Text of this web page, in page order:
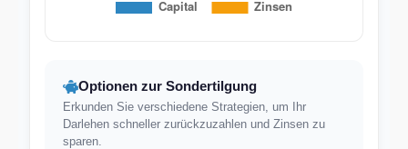
Optionen zur Sondertilgung
Erkunden Sie verschiedene Strategien, um Ihr
Darlehen schneller zurückzuzahlen und Zinsen zu
sparen.